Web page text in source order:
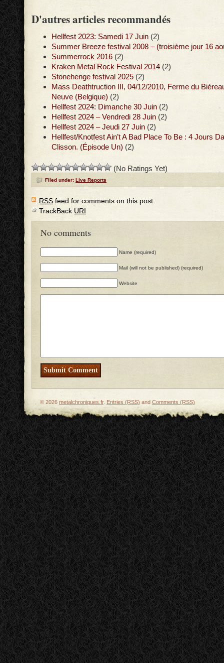
D'autres articles recommandés
Hellfest 2023: Samedi 17 Juin (2)
Summer Breeze festival 2008 – (troisième jour 16
Summerrock 2016 (2)
Kraken Metal Rock Festival 2014 (2)
Stonehenge festival 2025 (2)
Mass Deathtruction III, 04/12/2010, Ferme du
Neuve (Belgique) (2)
Hellfest 2024: Dimanche 30 Juin (2)
Hellfest 2024 – Vendredi 28 Juin (2)
Hellfest 2024 – Jeudi 27 Juin (2)
Hellfest/Knotfest Ain’t A Bad Place To Be : 4 Jours
Clisson. (Épisode Un) (2)
(No Ratings Yet)
Filed under: Live Reports
RSS feed for comments on this post
TrackBack URI
No comments
Name (required)
Mail (will not be published) (required)
Website
© 2026 metalchroniques.fr. Entries (RSS) and Comments (RSS)